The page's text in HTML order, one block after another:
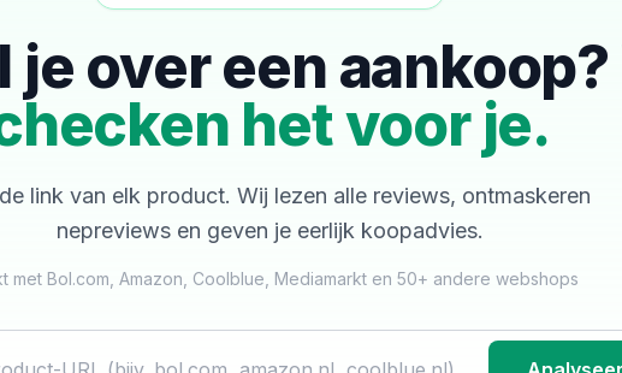
je over een aankoop?
het voor je.
link van elk product. Wij lezen alle reviews, ontmaskeren
nepreviews en geven je eerlijk koopadvies.
met Bol.com, Amazon, Coolblue, Mediamarkt en 50+ andere webshops